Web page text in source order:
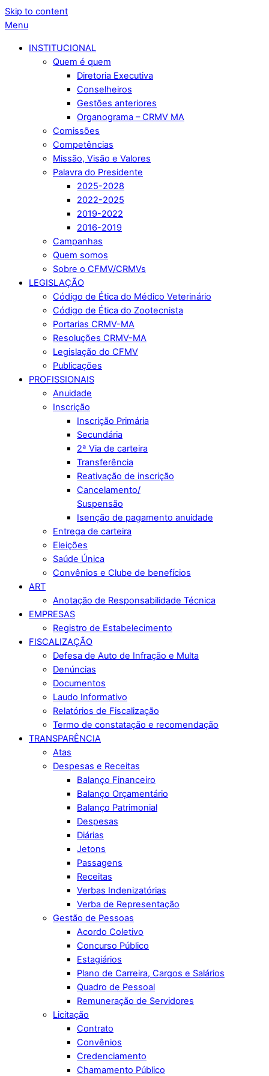
Skip to content
Menu
INSTITUCIONAL
Quem é quem
Diretoria Executiva
Conselheiros
Gestões anteriores
Organograma – CRMV MA
Comissões
Competências
Missão, Visão e Valores
Palavra do Presidente
2025-2028
2022-2025
2019-2022
2016-2019
Campanhas
Quem somos
Sobre o CFMV/CRMVs
LEGISLAÇÃO
Código de Ética do Médico Veterinário
Código de Ética do Zootecnista
Portarias CRMV-MA
Resoluções CRMV-MA
Legislação do CFMV
Publicações
PROFISSIONAIS
Anuidade
Inscrição
Inscrição Primária
Secundária
2ª Via de carteira
Transferência
Reativação de inscrição
Cancelamento/
Suspensão
Isenção de pagamento anuidade
Entrega de carteira
Eleições
Saúde Única
Convênios e Clube de benefícios
ART
Anotação de Responsabilidade Técnica
EMPRESAS
Registro de Estabelecimento
FISCALIZAÇÃO
Defesa de Auto de Infração e Multa
Denúncias
Documentos
Laudo Informativo
Relatórios de Fiscalização
Termo de constatação e recomendação
TRANSPARÊNCIA
Atas
Despesas e Receitas
Balanço Financeiro
Balanço Orçamentário
Balanço Patrimonial
Despesas
Diárias
Jetons
Passagens
Receitas
Verbas Indenizatórias
Verba de Representação
Gestão de Pessoas
Acordo Coletivo
Concurso Público
Estagiários
Plano de Carreira, Cargos e Salários
Quadro de Pessoal
Remuneração de Servidores
Licitação
Contrato
Convênios
Credenciamento
Chamamento Público